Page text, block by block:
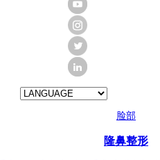
脸部
隆鼻整形